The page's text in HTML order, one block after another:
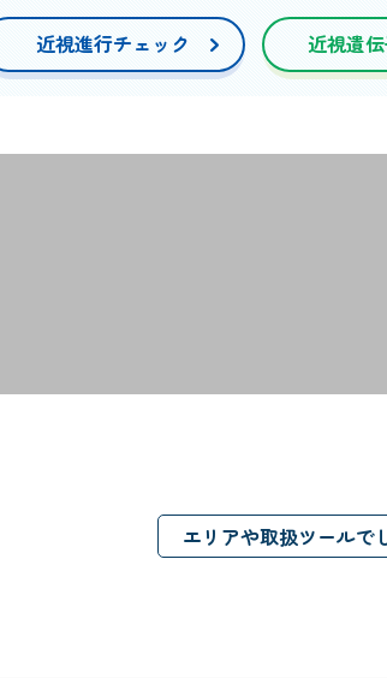
近視進行チェック 近視遺
エリアや取扱ツールで